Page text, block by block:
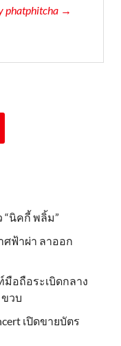
phatphitcha →
นิคกี้ พลิ้ม”
ศฟ้าผ่า ลาออก
อถือระเบิดกลาง
วบ
เปิดขายบัตร